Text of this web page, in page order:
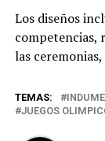
Los diseños
competencias,
las
TEMAS:
JUEGOS